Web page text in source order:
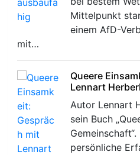
Mittelpunkt
einem AfD-
mit…
Queere
Lennart
Autor Lennart
sein Buch
persönliche